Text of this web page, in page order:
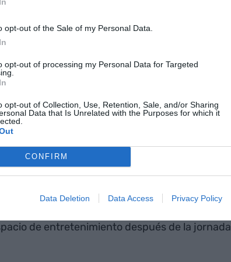
opt-out of the Sale of my Personal Data.
opt-out of processing my Personal Data for Targeted
opt-out of Collection, Use, Retention, Sale, and/or Sharing
Data that Is Unrelated with the Purposes for which it
CONFIRM
Data Deletion Data Access Privacy Policy
esquí ha sido una de las más largas de los
destaca "una muy buena acogida de las
en dar una oferta global y atractiva a
destaca actividades como las zonas
con máquinas retrac y los paseos con
sesiones de Aprés Ski en La Molina y Boí Taüll.
25 sesiones esta temporada, "hecho que
de entretenimiento después de la jornada